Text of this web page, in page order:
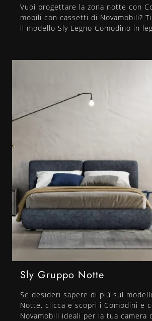
Vuoi progettare la zona notte con
mobili con cassetti di Novamobili?
il modello Sly Legno Comodino in
...
Sly Gruppo Notte
Se desideri sapere di più sul
Notte, clicca e scopri i Comodini e
Novamobili ideali per la tua camera